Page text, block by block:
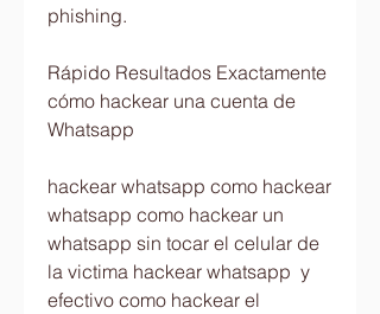
phishing.
Rápido Resultados Exactamente
cómo hackear una cuenta de
Whatsapp
hackear whatsapp como hackear
whatsapp como hackear un
whatsapp sin tocar el celular de
la victima hackear whatsapp  y
efectivo como hackear el